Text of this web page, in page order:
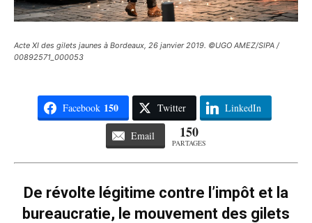
Acte XI des gilets jaunes à Bordeaux, 26 janvier 2019. ©UGO AMEZ/SIPA /
00892571_000053
Facebook 150 Twitter LinkedIn
Email 150
PARTAGES
De révolte légitime contre l’impôt et la
bureaucratie, le mouvement des gilets